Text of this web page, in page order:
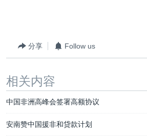
分享 Follow us
相关内容
中国非洲高峰会签署高额协议
安南赞中国援非和贷款计划